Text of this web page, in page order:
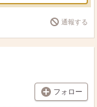
通報する
フォロー